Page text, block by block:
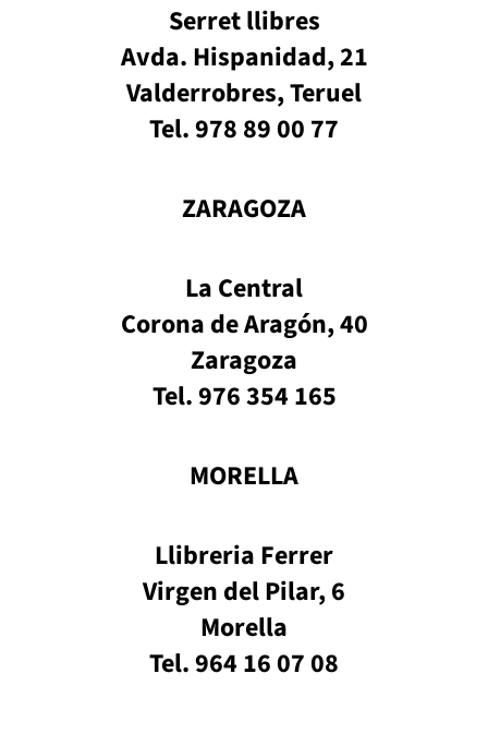
Serret llibres
Avda. Hispanidad, 21
Valderrobres, Teruel
Tel. 978 89 00 77
ZARAGOZA
La Central
Corona de Aragón, 40
Zaragoza
Tel. 976 354 165
MORELLA
Llibreria Ferrer
Virgen del Pilar, 6
Morella
Tel. 964 16 07 08